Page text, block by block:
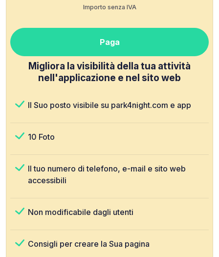
Importo senza IVA
Paga
Migliora la visibilità della tua attività
nell'applicazione e nel sito web
Il Suo posto visibile su park4night.com e app
10 Foto
Il tuo numero di telefono, e-mail e sito web
accessibili
Non modificabile dagli utenti
Consigli per creare la Sua pagina